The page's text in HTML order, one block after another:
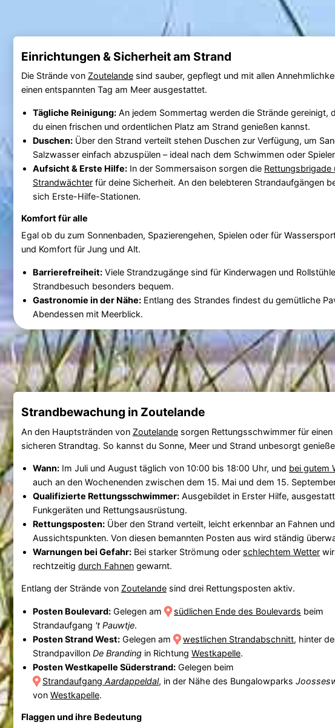
Einrichtungen & Sicherheit am Strand
Die Strände von Zoutelandesind sauber, gepflegt und mit allen
einen entspannten Tag am Meer ausgestattet.
Tägliche Reinigung:An jedem Sommertag werden die Strände gereinigt,
du einen frischen und ordentlichen Platz am Strand genießen kannst.
Duschen:Über den Strand verteilt stehen Duschen zur Verfügung, um
Salzwasser einfach abzuspülen – ideal nach dem Schwimmen oder
Aufsicht & Erste Hilfe:In der Sommersaison sorgen die Rettungsbrigade
Strandwächterfür deine Sicherheit. An den belebteren Strandaufgängen
sich Erste-Hilfe-Stationen.
Komfort für alle
Egal ob du zum Sonnenbaden, Spazierengehen, Spielen oder für
und Komfort für Jung und Alt.
Barrierefreiheit:Viele Strandzugänge sind für Kinderwagen und
Strandbesuch besonders bequem.
Gastronomie in der Nähe:Entlang des Strandes findest du gemütliche
Abendessen mit Meerblick.
Strandbewachung in Zoutelande
An den Hauptstränden von Zoutelandesorgen Rettungsschwimmer für einen
sicheren Strandtag. So kannst du Sonne, Meer und Strand unbesorgt
Wann:Im Juli und August täglich von 10:00 bis 18:00 Uhr, und bei gutem
auch an den Wochenenden zwischen dem 15. Mai und dem 15.
Qualifizierte Rettungsschwimmer:Ausgebildet in Erster Hilfe,
Funkgeräten und Rettungsausrüstung.
Rettungsposten:Über den Strand verteilt, leicht erkennbar an Fahnen und
Aussichtspunkten. Von diesen bemannten Posten aus wird ständig
Warnungen bei Gefahr:Bei starker Strömung oder schlechtem Wetter
rechtzeitig durch Fahnengewarnt.
Entlang der Strände von Zoutelandesind drei Rettungsposten aktiv.
Posten Boulevard:Gelegen am südlichen Ende des Boulevards beim
Strandaufgang 't Pauwtje.
Posten Strand West:Gelegen am westlichen Strandabschnitt, hinter
Strandpavillon De Brandingin Richtung Westkapelle.
Posten Westkapelle Süderstrand:Gelegen beim
StrandaufgangAardappeldal, in der Nähe des Bungalowparks
von Westkapelle.
Flaggen und ihre Bedeutung